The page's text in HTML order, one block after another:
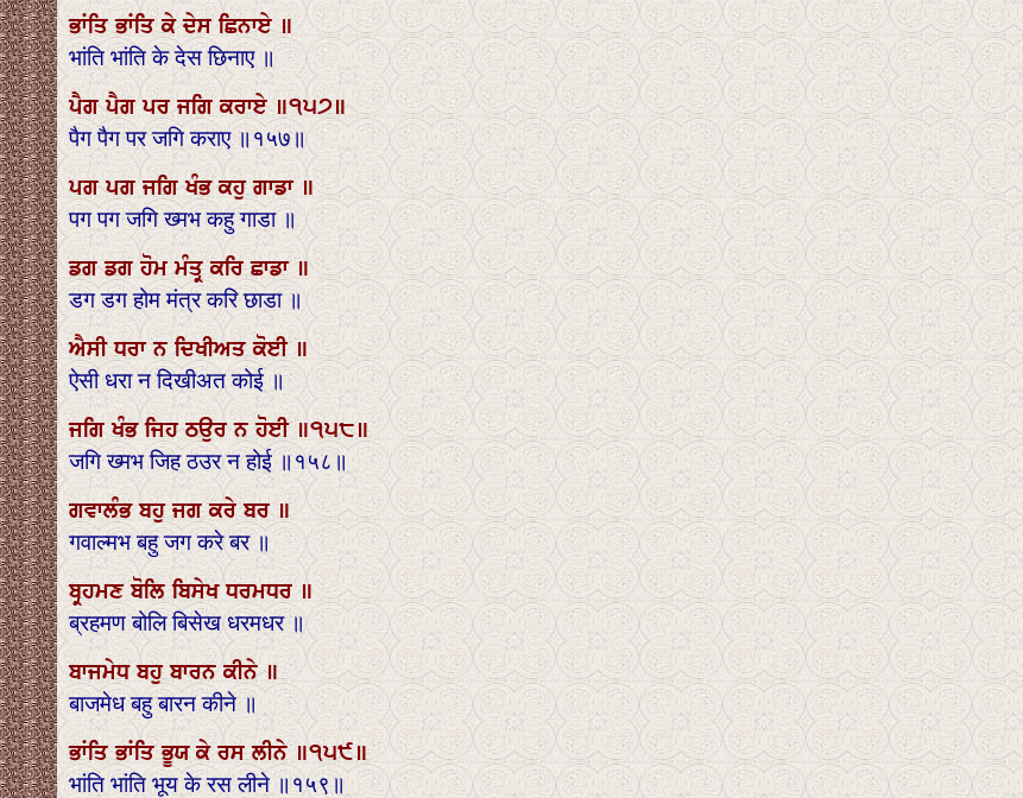
ਭਾਂਤਿ ਭਾਂਤਿ ਕੇ ਦੇਸ ਛਿਨਾਏ ॥
भांति भांति के देस छिनाए ॥
ਪੈਗ ਪੈਗ ਪਰ ਜਗਿ ਕਰਾਏ ॥੧੫੭॥
पैग पैग पर जगि कराए ॥१५७॥
ਪਗ ਪਗ ਜਗਿ ਖੰਭ ਕਹੁ ਗਾਡਾ ॥
पग पग जगि ख्मभ कहु गाडा ॥
ਡਗ ਡਗ ਹੋਮ ਮੰਤ੍ਰ ਕਰਿ ਛਾਡਾ ॥
डग डग होम मंत्र करि छाडा ॥
ਐਸੀ ਧਰਾ ਨ ਦਿਖੀਅਤ ਕੋਈ ॥
ऐसी धरा न दिखीअत कोई ॥
ਜਗਿ ਖੰਭ ਜਿਹ ਠਉਰ ਨ ਹੋਈ ॥੧੫੮॥
जगि ख्मभ जिह ठउर न होई ॥१५८॥
ਗਵਾਲੰਭ ਬਹੁ ਜਗ ਕਰੇ ਬਰ ॥
गवाल्मभ बहु जग करे बर ॥
ਬ੍ਰਹਮਣ ਬੋਲਿ ਬਿਸੇਖ ਧਰਮਧਰ ॥
ब्रहमण बोलि बिसेख धरमधर ॥
ਬਾਜਮੇਧ ਬਹੁ ਬਾਰਨ ਕੀਨੇ ॥
बाजमेध बहु बारन कीने ॥
ਭਾਂਤਿ ਭਾਂਤਿ ਭੂਯ ਕੇ ਰਸ ਲੀਨੇ ॥੧੫੯॥
भांति भांति भूय के रस लीने ॥१५९॥